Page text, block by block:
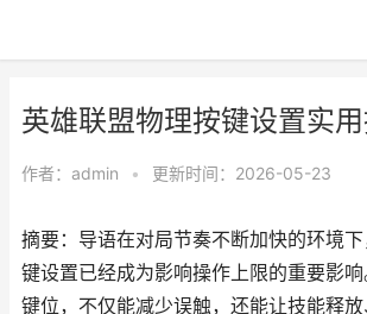
英雄联盟物理按键设置实
作者： admin • 更新时间：2026-05-23
摘要：导语在对局节奏不断加快的环境
键设置已经成为影响操作上限的重要影
键位，不仅能减少误触，还能让技能释